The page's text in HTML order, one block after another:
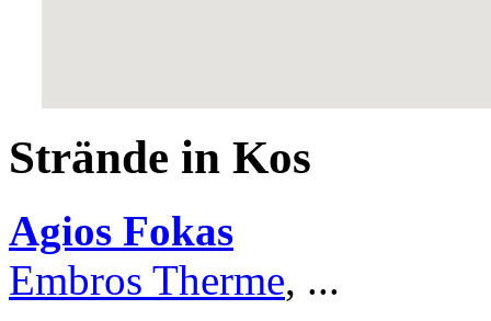
Strände in Kos
Agios Fokas
Embros Therme, ...